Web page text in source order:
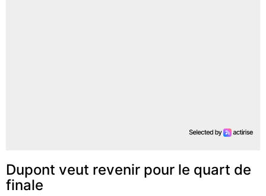
Dupont veut revenir pour le quart de
finale